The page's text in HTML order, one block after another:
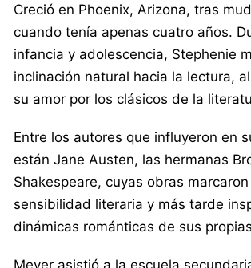
Creció en Phoenix, Arizona, tras
cuando tenía apenas cuatro años.
infancia y adolescencia, Stephenie
inclinación natural hacia la lectura,
su amor por los clásicos de la
Entre los autores que influyeron en
están Jane Austen, las hermanas
Shakespeare, cuyas obras marcaron
sensibilidad literaria y más tarde
dinámicas románticas de sus
Meyer asistió a la escuela